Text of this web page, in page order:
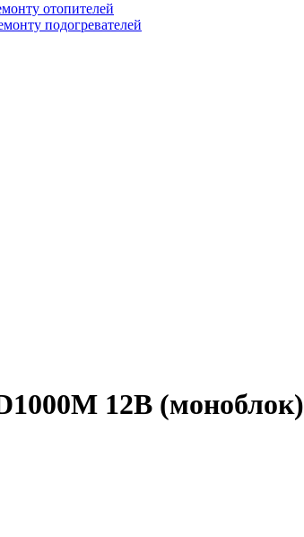
отопителей
подогревателей
12В (моноблок)